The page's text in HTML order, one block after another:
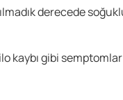
derecede
kaybı gibi